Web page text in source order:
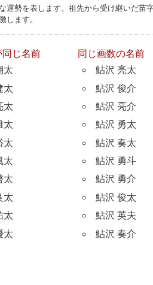
運勢を表します。祖先から受け継いだ苗
します。
同じ名前
太
太
太
太
太
太
太
太
太
太
同じ画数の名前
鮎沢 亮太
鮎沢 俊介
鮎沢 亮介
鮎沢 勇太
鮎沢 奏太
鮎沢 勇斗
鮎沢 勇介
鮎沢 俊太
鮎沢 英夫
鮎沢 奏介